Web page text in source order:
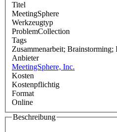
Titel
MeetingSphere
Werkzeugtyp
ProblemCollection
Tags
Zusammenarbeit; Brainstorming;
Anbieter
MeetingSphere, Inc.
Kosten
Kostenpflichtig
Format
Online
Beschreibung